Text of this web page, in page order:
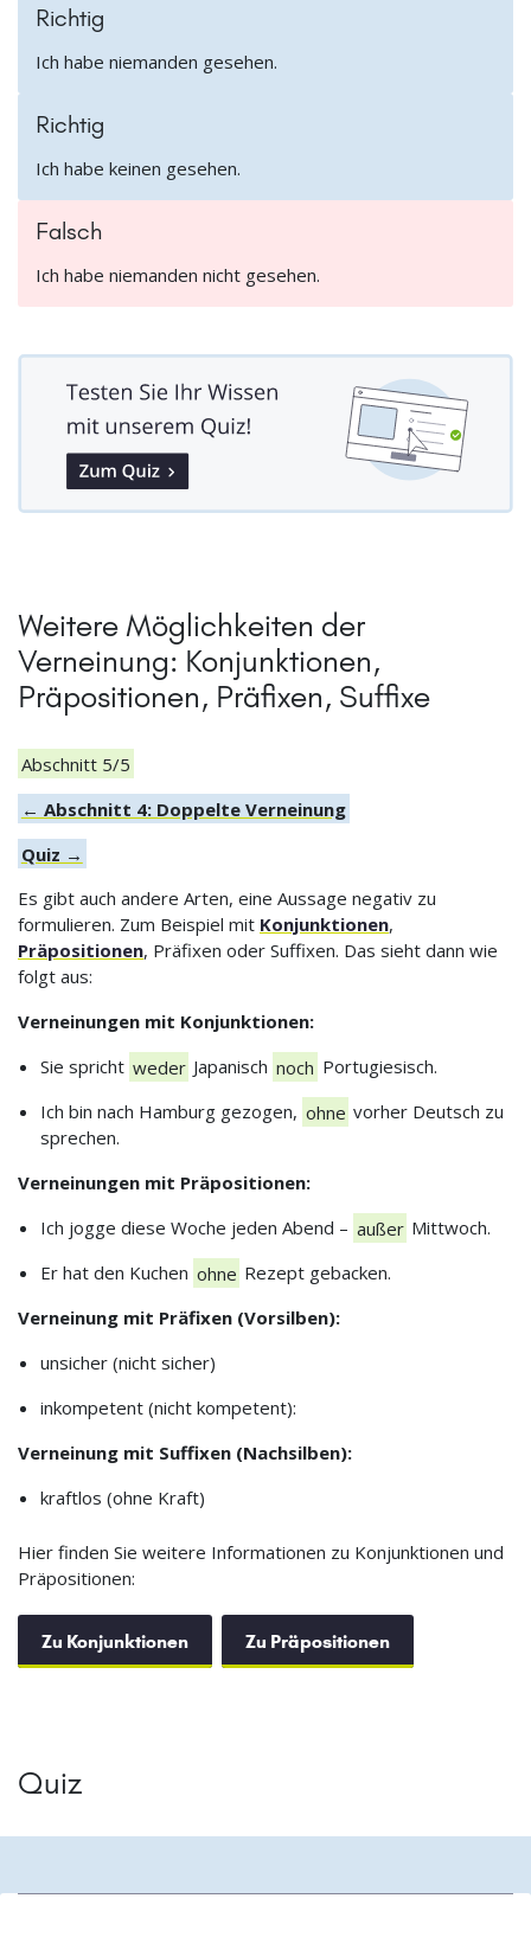
Richtig
Ich habe niemanden gesehen.
Richtig
Ich habe keinen gesehen.
Falsch
Ich habe niemanden nicht gesehen.
Weitere Möglichkeiten der
Verneinung: Konjunktionen,
Präpositionen, Präfixen, Suffixe
Abschnitt 5/5
← Abschnitt 4: Doppelte Verneinung
Quiz →
Es gibt auch andere Arten, eine Aussage negativ zu
formulieren. Zum Beispiel mit Konjunktionen,
Präpositionen, Präfixen oder Suffixen. Das sieht dann wie
folgt aus:
Verneinungen mit Konjunktionen:
Sie spricht weder Japanisch noch Portugiesisch.
Ich bin nach Hamburg gezogen, ohne vorher Deutsch zu
sprechen.
Verneinungen mit Präpositionen:
Ich jogge diese Woche jeden Abend – außer Mittwoch.
Er hat den Kuchen ohne Rezept gebacken.
Verneinung mit Präfixen (Vorsilben):
unsicher (nicht sicher)
inkompetent (nicht kompetent):
Verneinung mit Suffixen (Nachsilben):
kraftlos (ohne Kraft)
Hier finden Sie weitere Informationen zu Konjunktionen und
Präpositionen:
Zu Konjunktionen Zu Präpositionen
Quiz